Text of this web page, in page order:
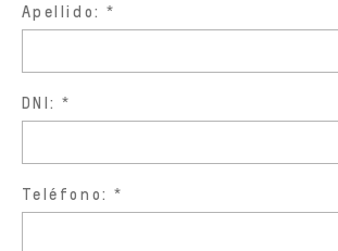
Apellido:
DNI:
Teléfono: